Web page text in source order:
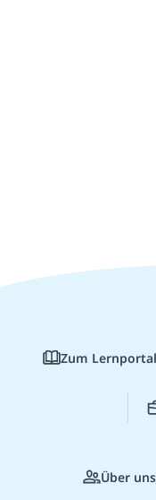
Zum Lernportal
Über uns